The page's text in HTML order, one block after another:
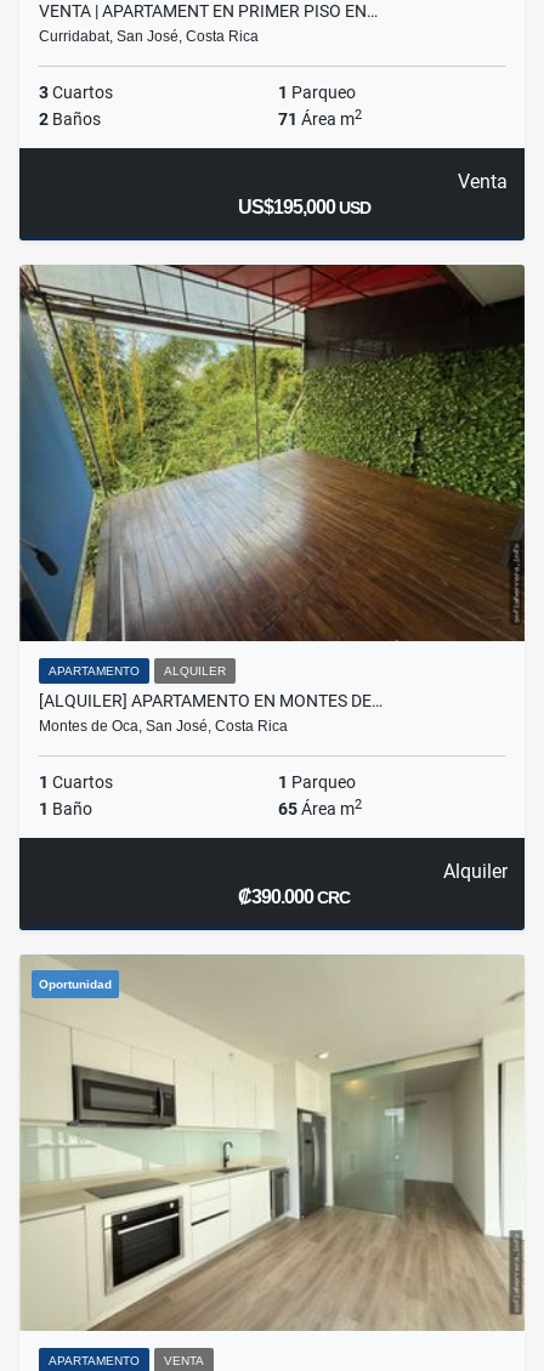
VENTA | APARTAMENT EN PRIMER PISO EN…
Curridabat, San José, Costa Rica
3Cuartos 1 Parqueo
2 Baños 71 Área m2
Venta
US$195,000USD
APARTAMENTO ALQUILER
[ALQUILER] APARTAMENTO EN MONTES DE…
Montes de Oca, San José, Costa Rica
1 Cuartos 1 Parqueo
1 Baño 65Área m2
Alquiler
₡390.000CRC
Oportunidad
APARTAMENTO VENTA